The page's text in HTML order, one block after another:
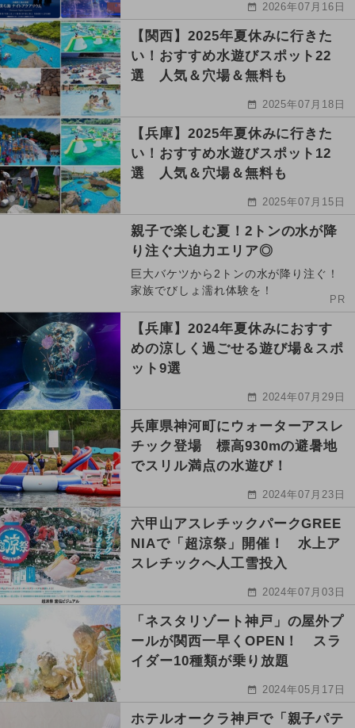
2026年07月16日
【関西】2025年夏休みに行きた
い！おすすめ水遊びスポット22
選 人気＆穴場＆無料も
2025年07月18日
【兵庫】2025年夏休みに行きた
い！おすすめ水遊びスポット12
選 人気＆穴場＆無料も
2025年07月15日
親子で楽しむ夏！2トンの水が降
り注ぐ大迫力エリア◎
巨大バケツから2トンの水が降り注ぐ！
家族でびしょ濡れ体験を！
PR
【兵庫】2024年夏休みにおすす
めの涼しく過ごせる遊び場＆スポ
ット9選
2024年07月29日
兵庫県神河町にウォーターアスレ
チック登場 標高930mの避暑地
でスリル満点の水遊び！
2024年07月23日
六甲山アスレチックパークGREE
NIAで「超涼祭」開催！ 水上ア
スレチックへ人工雪投入
2024年07月03日
「ネスタリゾート神戸」の屋外プ
ールが関西一早くOPEN！ スラ
イダー10種類が乗り放題
2024年05月17日
ホテルオークラ神戸で「親子パテ